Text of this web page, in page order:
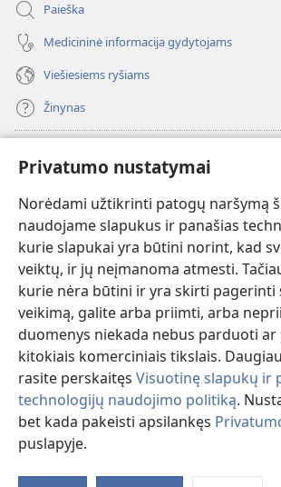
Privatumo nustatymai
Norėdami užtikrinti patogų naršymą
naudojame slapukus ir panašias
kurie slapukai yra būtini norint, kad
veiktų, ir jų neįmanoma atmesti.
kurie nėra būtini ir yra skirti pagerinti
veikimą, galite arba priimti, arba
duomenys niekada nebus parduoti
kitokiais komerciniais tikslais.
rasite perskaitęs Visuotinę slapukų ir
technologijų naudojimo politiką.
bet kada pakeisti apsilankęs
puslapyje.
Paieška
Medicininė informacija gydytojams
Viešiesiems ryšiams
Žinynas
(atsiveria
naujas
langas)Sargybos bokšto INTERNETINĖ BIBLIOTEKA
(atsiveria
naujas
langas)JW Hub ®
(atsiveria
naujas
langas)JW Library
Watchtower Library
Copyright© 2026 Watch Tower Bible and Tract
NAUDOJIMOSI SVETAINE SĄLYGOS